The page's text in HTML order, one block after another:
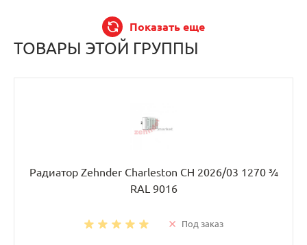
Показать еще
ТОВАРЫ ЭТОЙ ГРУППЫ
Радиатор Zehnder Charleston CH 2026/03 1270 ¾
RAL 9016
Под заказ